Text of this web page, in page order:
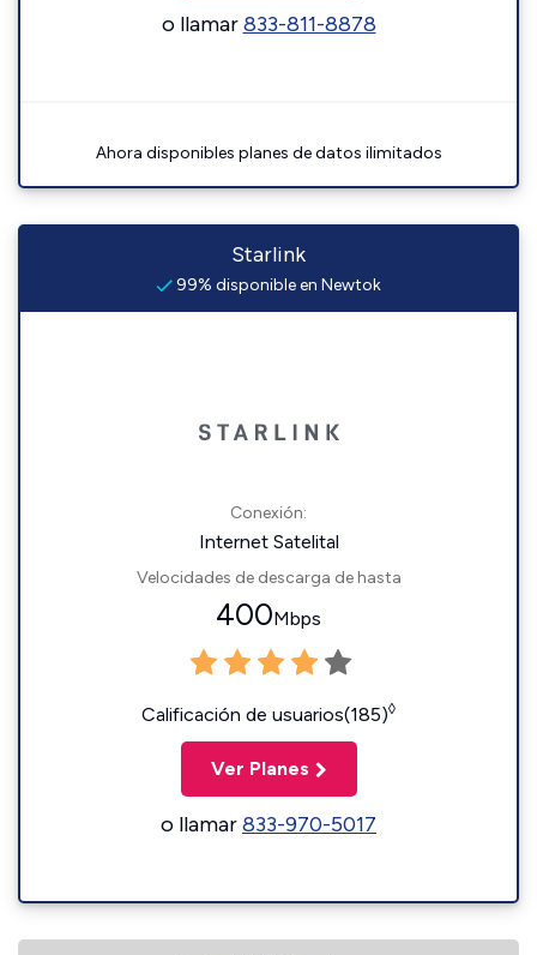
o llamar833-811-8878
Ahora disponibles planes de datos ilimitados
Starlink
99% disponible en Newtok
Conexión:
Internet Satelital
Velocidades de descarga de hasta
400Mbps
Calificación de usuarios(185)◊
Ver Planes
o llamar833-970-5017